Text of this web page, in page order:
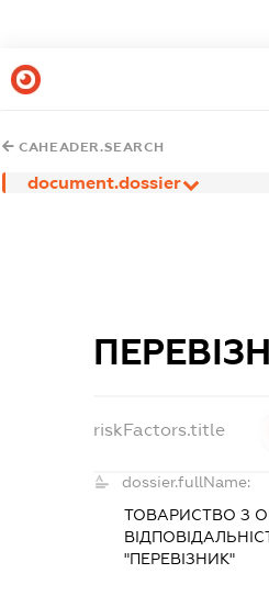
CAHEADER.SEARCH
document.dossier
riskFactors.title
dossier.fullName:
ТОВАРИСТВО З
"ПЕРЕВІЗНИК"